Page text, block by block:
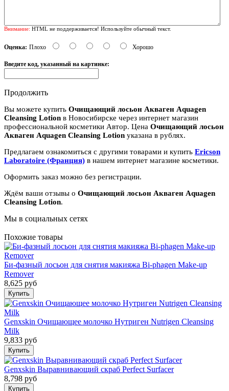
Внимание: HTML не поддерживается! Используйте обычный текст.
Оценка: Плохо Хорошо
Введите код, указанный на картинке:
Продолжить
Вы можете купить Очищающий лосьон Акваген Aquagen
Cleansing Lotion в Новосибирске через интернет магазин
профессиональной косметики Автор. Цена Очищающий лосьон
Акваген Aquagen Cleansing Lotion указана в рублях.
Предлагаем ознакомиться с другими товарами и купить Ericson
Laboratoire (Франция) в нашем интернет магазине косметики.
Оформить заказ можно без регистрации.
Ждём ваши отзывы о Очищающий лосьон Акваген Aquagen
Cleansing Lotion.
Мы в социальных сетях
Похожие товары
Би-фазный лосьон для снятия макияжа Bi-phagen Make-up
Remover
8,625 руб
Genxskin Очищающее молочко Нутриген Nutrigen Cleansing
Milk
9,833 руб
Genxskin Выравнивающий скраб Perfect Surfacer
8,798 руб